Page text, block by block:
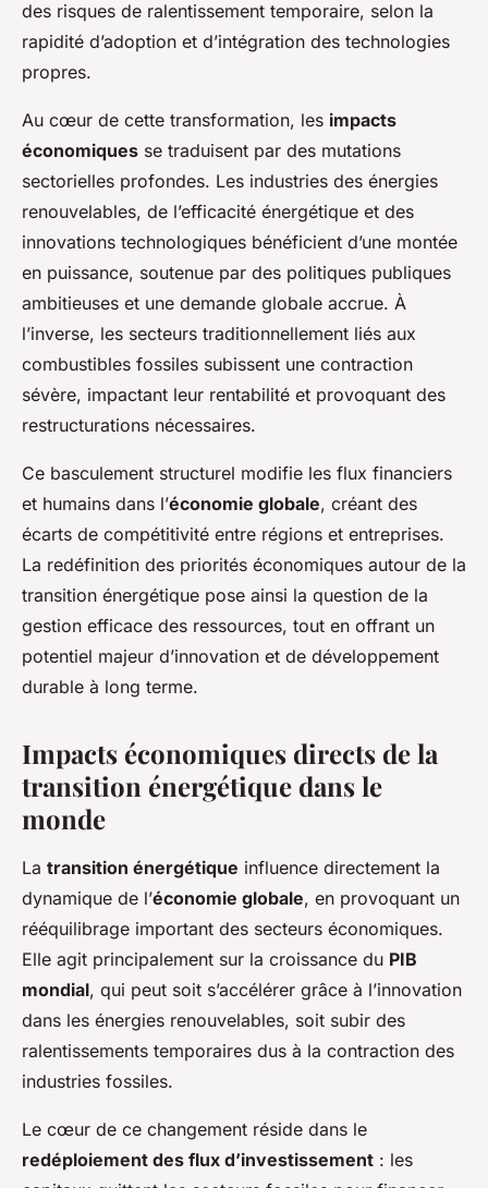
des risques de ralentissement temporaire, selon la
rapidité d’adoption et d’intégration des technologies
propres.
Au cœur de cette transformation, les impacts
économiques se traduisent par des mutations
sectorielles profondes. Les industries des énergies
renouvelables, de l’efficacité énergétique et des
innovations technologiques bénéficient d’une montée
en puissance, soutenue par des politiques publiques
ambitieuses et une demande globale accrue. À
l’inverse, les secteurs traditionnellement liés aux
combustibles fossiles subissent une contraction
sévère, impactant leur rentabilité et provoquant des
restructurations nécessaires.
Ce basculement structurel modifie les flux financiers
et humains dans l’économie globale, créant des
écarts de compétitivité entre régions et entreprises.
La redéfinition des priorités économiques autour de la
transition énergétique pose ainsi la question de la
gestion efficace des ressources, tout en offrant un
potentiel majeur d’innovation et de développement
durable à long terme.
Impacts économiques directs de la
transition énergétique dans le
monde
La transition énergétique influence directement la
dynamique de l’économie globale, en provoquant un
rééquilibrage important des secteurs économiques.
Elle agit principalement sur la croissance du PIB
mondial, qui peut soit s’accélérer grâce à l’innovation
dans les énergies renouvelables, soit subir des
ralentissements temporaires dus à la contraction des
industries fossiles.
Le cœur de ce changement réside dans le
redéploiement des flux d’investissement : les